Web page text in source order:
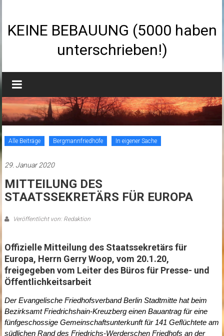
springen
KEINE BEBAUUNG (5000 haben
unterschrieben!)
Alle Beiträge Bergmannfriedhöfe In eigener Sache
29. Januar 2020
MITTEILUNG DES
STAATSSEKRETÄRS FÜR EUROPA
Veröffentlicht von: Redaktion
Offizielle Mitteilung des Staatssekretärs für
Europa, Herrn Gerry Woop, vom 20.1.20,
freigegeben vom Leiter des Büros für Presse- und
Öffentlichkeitsarbeit
Der Evangelische Friedhofsverband Berlin Stadtmitte hat beim
Bezirksamt Friedrichshain-Kreuzberg einen Bauantrag für eine
fünfgeschossige Gemeinschaftsunterkunft für 141 Geflüchtete am
südlichen Rand des Friedrichs-Werderschen Friedhofs an der